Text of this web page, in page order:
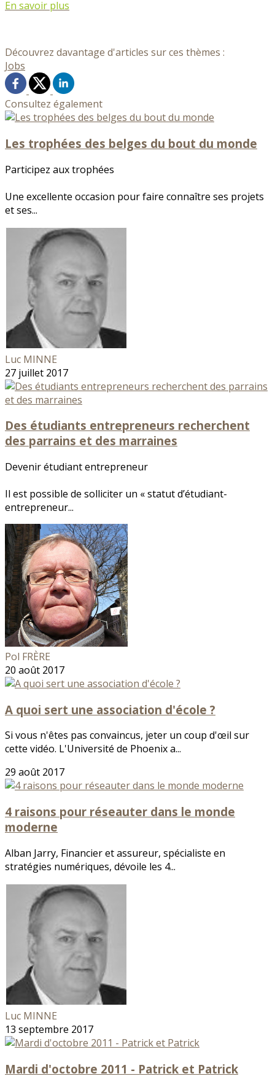
En savoir plus
Découvrez davantage d'articles sur ces thèmes :
Jobs
Consultez également
Les trophées des belges du bout du monde
Participez aux trophées
Une excellente occasion pour faire connaître ses projets
et ses...
Luc MINNE
27 juillet 2017
Des étudiants entrepreneurs recherchent
des parrains et des marraines
Devenir étudiant entrepreneur
Il est possible de solliciter un « statut d’étudiant-
entrepreneur...
Pol FRÈRE
20 août 2017
A quoi sert une association d'école ?
Si vous n'êtes pas convaincus, jeter un coup d'œil sur
cette vidéo. L'Université de Phoenix a...
29 août 2017
4 raisons pour réseauter dans le monde
moderne
Alban Jarry, Financier et assureur, spécialiste en
stratégies numériques, dévoile les 4...
Luc MINNE
13 septembre 2017
Mardi d'octobre 2011 - Patrick et Patrick